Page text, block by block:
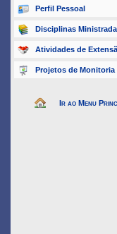
Perfil Pessoal
Disciplinas
Atividades de
Projetos de Monitoria
Ir ao Menu